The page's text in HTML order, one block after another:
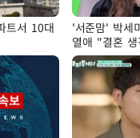
트서 10대
'서준맘' 박세
열애 "결혼 생